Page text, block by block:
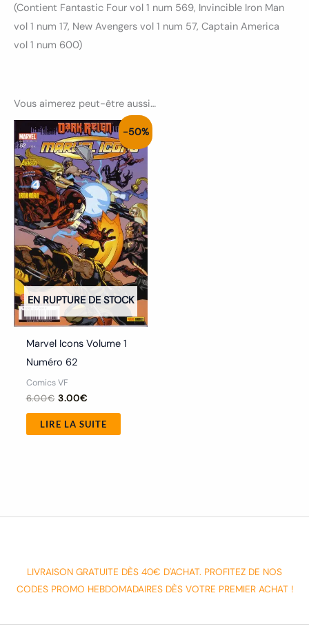
(Contient Fantastic Four vol 1 num 569, Invincible Iron Man
vol 1 num 17, New Avengers vol 1 num 57, Captain America
vol 1 num 600)
Vous aimerez peut-être aussi…
-50%
EN RUPTURE DE STOCK
Marvel Icons Volume 1
Numéro 62
Comics VF
6.00€
Le
prix
initial
était :
6.00€.
3.00€
Le
prix
actuel
est :
3.00€.
LIRE LA SUITE
LIVRAISON GRATUITE DÈS 40€ D'ACHAT. PROFITEZ DE NOS
CODES PROMO HEBDOMADAIRES DÈS VOTRE PREMIER ACHAT !